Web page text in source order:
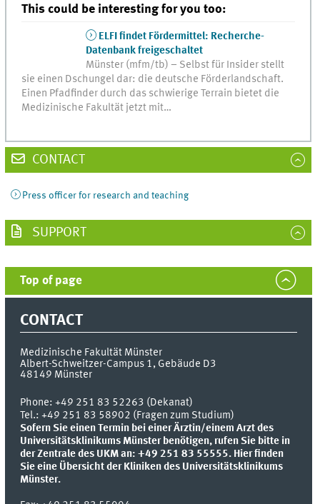
This could be interesting for you too:
ELFI findet Fördermittel: Recherche-
Datenbank freigeschaltet
Münster (mfm/tb) – Selbst für Insider stellt
sie einen Dschungel dar: die deutsche Förderlandschaft.
Einen Pfadfinder durch das schwierige Terrain bietet die
Medizinische Fakultät jetzt mit…
CONTACT
Press officer for research and teaching
SUPPORT
Top of page
CONTACT
Medizinische Fakultät Münster
Albert-Schweitzer-Campus 1, Gebäude D3
48149 Münster
Phone:+49 251 83 52263 (Dekanat)
Tel.: +49 251 83 58902 (Fragen zum Studium)
Sofern Sie einen Termin bei einer Ärztin/einem Arzt des
Universitätsklinikums Münster benötigen, rufen Sie bitte in
der Zentrale des UKM an: +49 251 83 55555. Hier finden
Sie eine Übersicht der Kliniken des Universitätsklinikums
Münster.